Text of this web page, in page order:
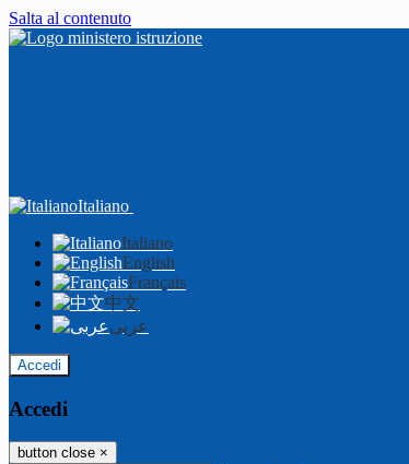
Salta al contenuto
Italiano
Italiano
English
Français
中文
عربى
Accedi
Accedi
button close ×